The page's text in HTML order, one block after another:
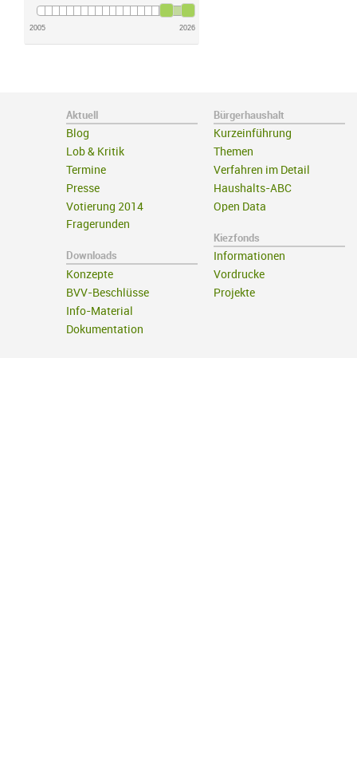
2005 2026
Aktuell
Blog
Lob & Kritik
Termine
Presse
Votierung 2014
Fragerunden
Downloads
Konzepte
BVV-Beschlüsse
Info-Material
Dokumentation
Bürgerhaushalt
Kurzeinführung
Themen
Verfahren im Detail
Haushalts-ABC
Open Data
Kiezfonds
Informationen
Vordrucke
Projekte